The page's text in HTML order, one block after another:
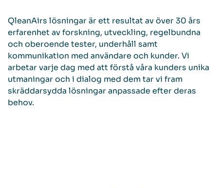
QleanAirs lösningar är ett resultat av över 30 års
erfarenhet av forskning, utveckling, regelbundna
och oberoende tester, underhåll samt
kommunikation med användare och kunder. Vi
arbetar varje dag med att förstå våra kunders unika
utmaningar och i dialog med dem tar vi fram
skräddarsydda lösningar anpassade efter deras
behov.